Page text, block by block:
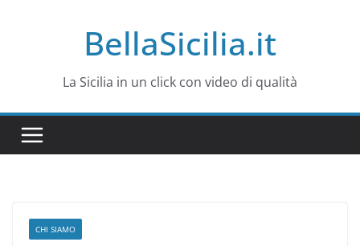
BellaSicilia.it
La Sicilia in un click con video di qualità
CHI SIAMO